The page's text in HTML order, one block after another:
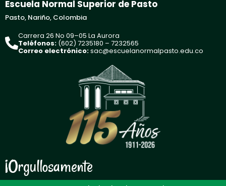
Escuela Normal Superior de Pasto
Pasto, Nariño, Colombia
Carrera 26 No 09–05 La Aurora
Teléfonos: (602) 7235180 – 7232565
Correo electrónico:sac@escuelanormalpasto.edu.co
¡Orgullosamente